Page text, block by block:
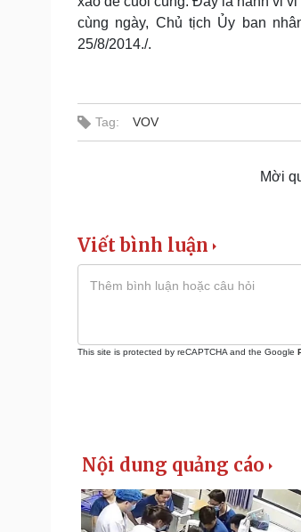
cùng ngày, Chủ tịch Ủy ban
25/8/2014./.
Tag: VOV
Mời
Viết bình luận
This site is protected by reCAPTCHA and the Google